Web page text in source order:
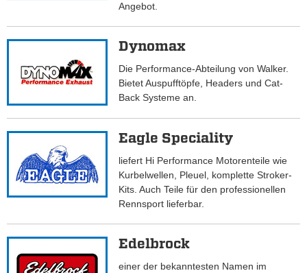
Angebot.
Dynomax
Die Performance-Abteilung von Walker.
Bietet Auspufftöpfe, Headers und Cat-
Back Systeme an.
Eagle Speciality
liefert Hi Performance Motorenteile wie
Kurbelwellen, Pleuel, komplette Stroker-
Kits. Auch Teile für den professionellen
Rennsport lieferbar.
Edelbrock
einer der bekanntesten Namen im